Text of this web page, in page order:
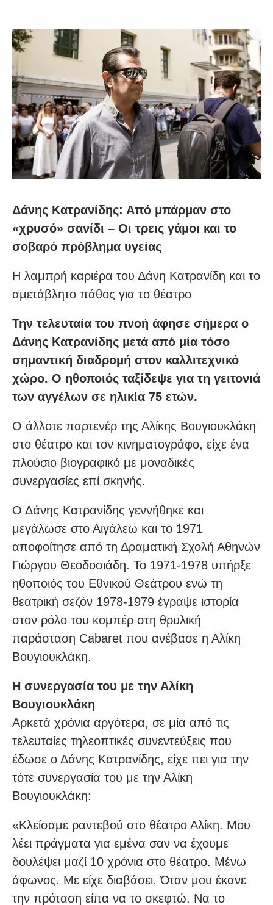
Δάνης Κατρανίδης: Από μπάρμαν στο
«χρυσό» σανίδι – Οι τρεις γάμοι και το
σοβαρό πρόβλημα υγείας
Η λαμπρή καριέρα του Δάνη Κατρανίδη και το
αμετάβλητο πάθος για το θέατρο
Την τελευταία του πνοή άφησε σήμερα ο
Δάνης Κατρανίδης μετά από μία τόσο
σημαντική διαδρομή στον καλλιτεχνικό
χώρο. Ο ηθοποιός ταξίδεψε για τη γειτονιά
των αγγέλων σε ηλικία 75 ετών.
Ο άλλοτε παρτενέρ της Αλίκης Βουγιουκλάκη
στο θέατρο και τον κινηματογράφο, είχε ένα
πλούσιο βιογραφικό με μοναδικές
συνεργασίες επί σκηνής.
Ο Δάνης Κατρανίδης γεννήθηκε και
μεγάλωσε στο Αιγάλεω και το 1971
αποφοίτησε από τη Δραματική Σχολή Αθηνών
Γιώργου Θεοδοσιάδη. Το 1971-1978 υπήρξε
ηθοποιός του Εθνικού Θεάτρου ενώ τη
θεατρική σεζόν 1978-1979 έγραψε ιστορία
στον ρόλο του κομπέρ στη θρυλική
παράσταση Cabaret που ανέβασε η Αλίκη
Βουγιουκλάκη.
Η συνεργασία του με την Αλίκη
Βουγιουκλάκη
Αρκετά χρόνια αργότερα, σε μία από τις
τελευταίες τηλεοπτικές συνεντεύξεις που
έδωσε ο Δάνης Κατρανίδης, είχε πει για την
τότε συνεργασία του με την Αλίκη
Βουγιουκλάκη:
«Κλείσαμε ραντεβού στο θέατρο Αλίκη. Μου
λέει πράγματα για εμένα σαν να έχουμε
δουλέψει μαζί 10 χρόνια στο θέατρο. Μένω
άφωνος. Με είχε διαβάσει. Όταν μου έκανε
την πρόταση είπα να το σκεφτώ. Να το